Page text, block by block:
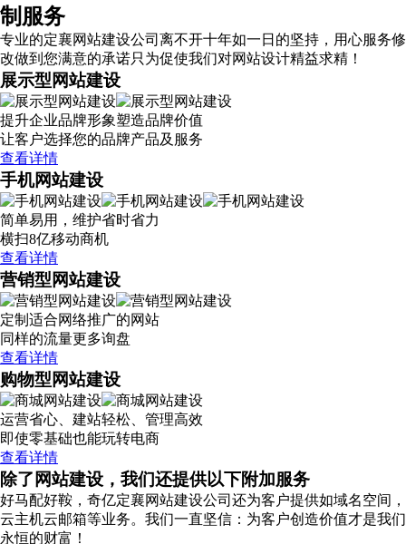
制服务
专业的定襄网站建设公司离不开十年如一日的坚持， 用心服务修
改做到您满意的承诺只为促使我们对网站设计精益求精！
展示型网站建设
提升企业品牌形象塑造品牌价值
让客户选择您的品牌产品及服务
查看详情
手机网站建设
简单易用，维护省时省力
横扫8亿移动商机
查看详情
营销型网站建设
定制适合网络推广的网站
同样的流量更多询盘
查看详情
购物型网站建设
运营省心、建站轻松、管理高效
即使零基础也能玩转电商
查看详情
除了网站建设，我们还提供以下附加服务
好马配好鞍，奇亿定襄网站建设公司还为客户提供如域名空间，
云主机云邮箱等业务。我们一直坚信：为客户创造价值才是我们
永恒的财富！